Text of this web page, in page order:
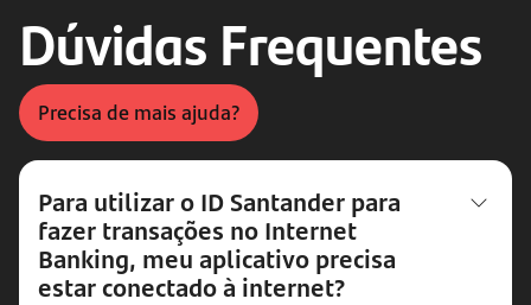
Dúvidas Frequentes
Precisa de mais ajuda?
Para utilizar o ID Santander para
fazer transações no Internet
Banking, meu aplicativo precisa
estar conectado à internet?